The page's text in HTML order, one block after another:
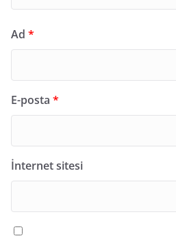
Ad *
E-posta *
İnternet sitesi